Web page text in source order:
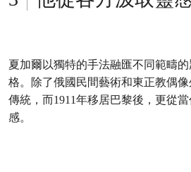
夏加爾以獨特的手法融匯不同範疇
格。除了俄國民間藝術和東正教偶
傳統，而1911年移居巴黎後，更從
感。